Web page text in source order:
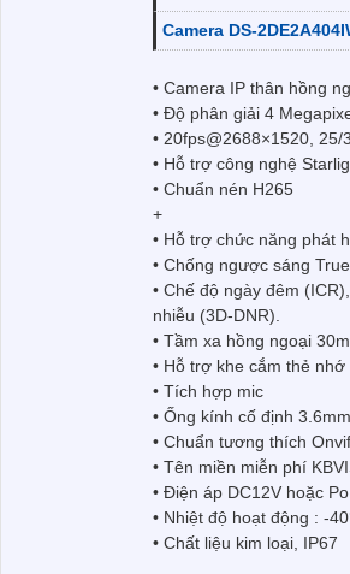
Camera DS-
• Camera IP thân hồng
• Độ phân giải 4
• 20fps@2688×1520,
• Hỗ trợ công nghệ
• Chuẩn nén H265
+
• Hỗ trợ chức năng phát
• Chống ngược sáng
• Chế độ ngày đêm
nhiễu (3D-DNR).
• Tầm xa hồng ngoại
• Hỗ trợ khe cắm thẻ nhớ
• Tích hợp mic
• Ống kính cố định
• Chuẩn tương thích Onvif
• Tên miền miễn phí
• Điện áp DC12V hoặc
• Nhiệt độ hoạt động : -
• Chất liệu kim loại, IP67